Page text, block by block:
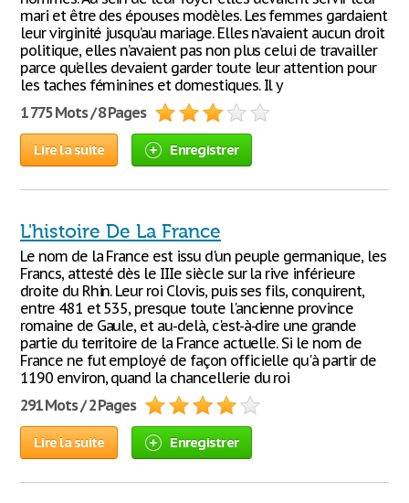
mari et être des épouses modèles. Les femmes gardaient
leur virginité jusqu’au mariage. Elles n’avaient aucun droit
politique, elles n’avaient pas non plus celui de travailler
parce qu’elles devaient garder toute leur attention pour
les taches féminines et domestiques. Il y
1 775 Mots / 8 Pages
Lire la suite Enregistrer
L'histoire De La France
Le nom de la France est issu d'un peuple germanique, les
Francs, attesté dès le IIIe siècle sur la rive inférieure
droite du Rhin. Leur roi Clovis, puis ses fils, conquirent,
entre 481 et 535, presque toute l'ancienne province
romaine de Gaule, et au-delà, c'est-à-dire une grande
partie du territoire de la France actuelle. Si le nom de
France ne fut employé de façon officielle qu'à partir de
1190 environ, quand la chancellerie du roi
291 Mots / 2 Pages
Lire la suite Enregistrer